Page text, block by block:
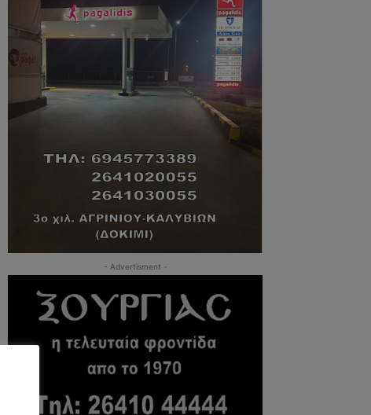
- Advertisment -